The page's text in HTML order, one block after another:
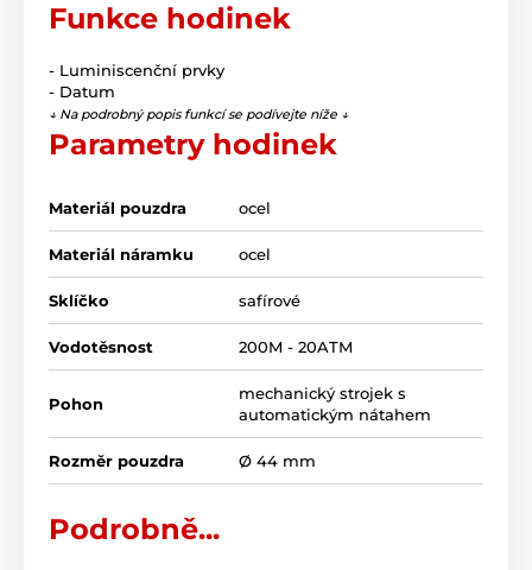
Funkce hodinek
- Luminiscenční prvky
- Datum
↓ Na podrobný popis funkcí se podívejte níže ↓
Parametry hodinek
Materiál pouzdra ocel
Materiál náramku ocel
Sklíčko safírové
Vodotěsnost 200M - 20ATM
Pohon
mechanický strojek s
automatickým nátahem
Rozměr pouzdra Ø 44 mm
Podrobně...